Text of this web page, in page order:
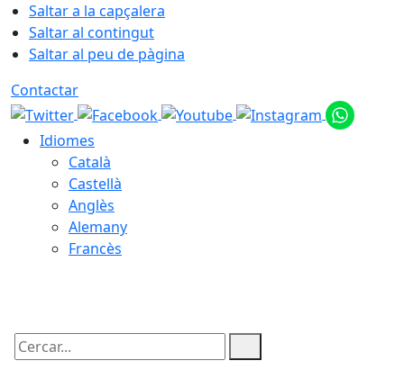
Saltar a la capçalera
Saltar al contingut
Saltar al peu de pàgina
Contactar
Idiomes
Català
Castellà
Anglès
Alemany
Francès
Cercar: